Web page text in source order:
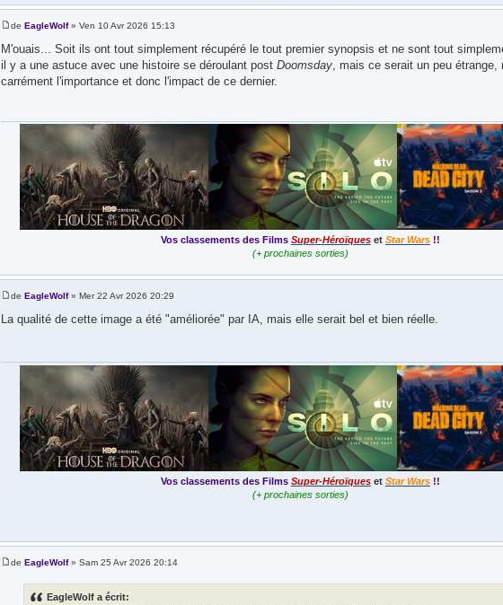
de EagleWolf» Ven 10 Avr 2026 15:13
M'ouais... Soit ils ont tout simplement récupéré le tout premier synopsis et ne sont tout
il y a une astuce avec une histoire se déroulant post Doomsday, mais ce serait un peu étrange,
carrément l'importance et donc l'impact de ce dernier.
Vos classements des Films Super-Héroïques et Star Wars !!
(+ prochaines sorties)
de EagleWolf» Mer 22 Avr 2026 20:29
La qualité de cette image a été "améliorée" par IA, mais elle serait bel et bien réelle.
Vos classements des Films Super-Héroïques et Star Wars !!
(+ prochaines sorties)
de EagleWolf» Sam 25 Avr 2026 20:14
EagleWolf a écrit: